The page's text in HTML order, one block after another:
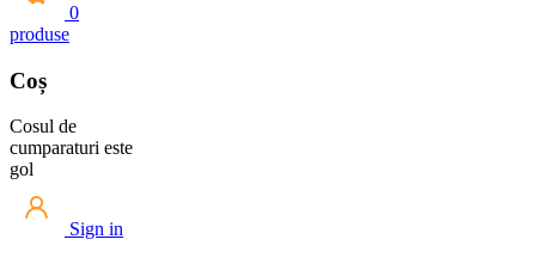
0
produse
Coș
Cosul de
cumparaturi este
gol
Sign in